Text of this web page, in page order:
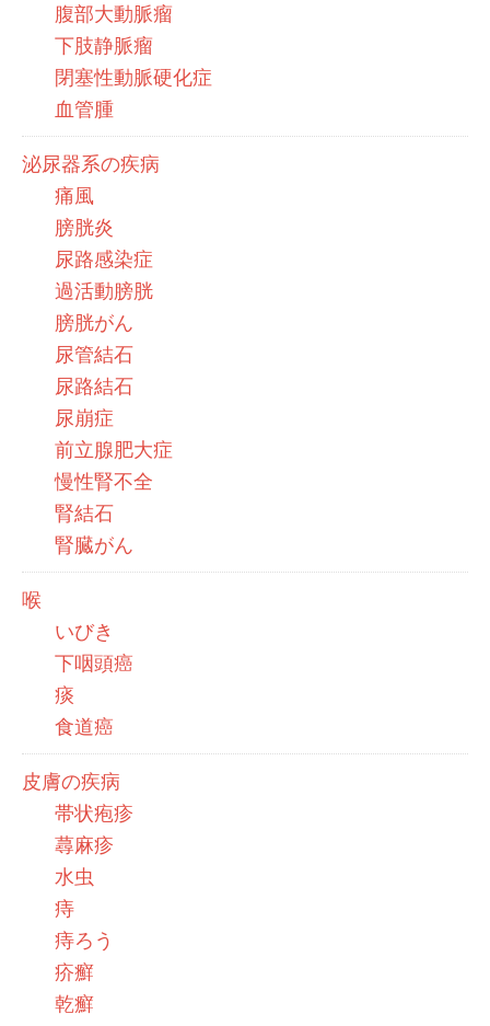
腹部大動脈瘤
下肢静脈瘤
閉塞性動脈硬化症
血管腫
泌尿器系の疾病
痛風
膀胱炎
尿路感染症
過活動膀胱
膀胱がん
尿管結石
尿路結石
尿崩症
前立腺肥大症
慢性腎不全
腎結石
腎臓がん
喉
いびき
下咽頭癌
痰
食道癌
皮膚の疾病
帯状疱疹
蕁麻疹
水虫
痔
痔ろう
疥癬
乾癬